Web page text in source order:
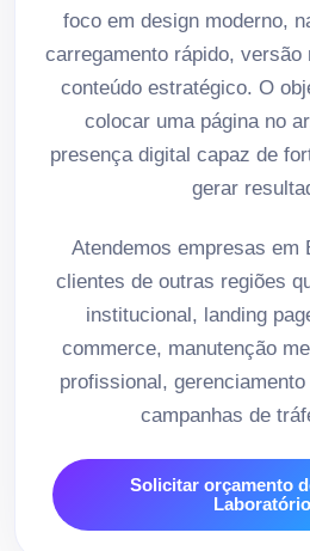
foco em design moderno,
carregamento rápido, versão
conteúdo estratégico. O
colocar uma página no
presença digital capaz de
gerar
Atendemos empresas em
clientes de outras regiões
institucional, landing
commerce, manutenção
profissional,
campanhas de
Solicitar orçamento